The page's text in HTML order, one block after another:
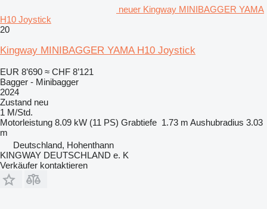
neuer Kingway MINIBAGGER YAMA
H10 Joystick
20
Kingway MINIBAGGER YAMA H10 Joystick
EUR 8’690 ≈ CHF 8’121
Bagger - Minibagger
2024
Zustand neu
1 M/Std.
Motorleistung 8.09 kW (11 PS) Grabtiefe 1.73 m Aushubradius 3.03
m
Deutschland, Hohenthann
KINGWAY DEUTSCHLAND e. K
Verkäufer kontaktieren